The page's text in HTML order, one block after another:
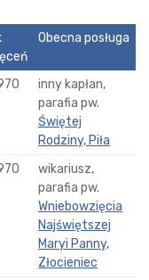
Obecna posługa
inny kapłan,
parafia pw.
Świętej
Rodziny, Piła
wikariusz,
parafia pw.
Wniebowzięcia
Najświętszej
Maryi Panny,
Złocieniec